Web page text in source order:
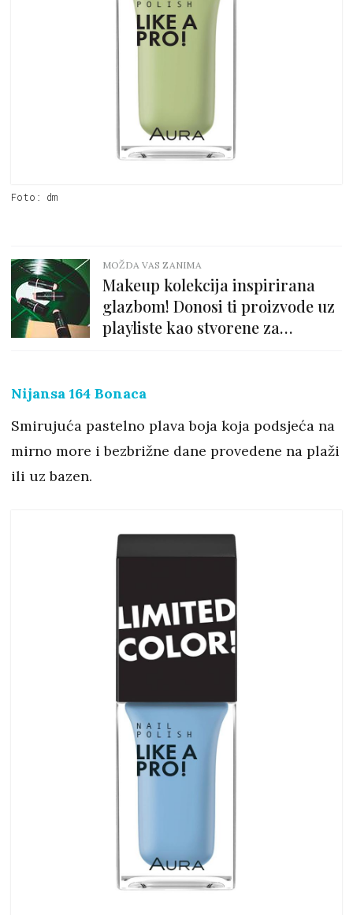
Foto: dm
MOŽDA VAS ZANIMA
Makeup kolekcija inspirirana
glazbom! Donosi ti proizvode uz
playliste kao stvorene za
Nijansa 164 Bonaca
Smirujuća pastelno plava boja koja podsjeća na
mirno more i bezbrižne dane provedene na plaži
ili uz bazen.